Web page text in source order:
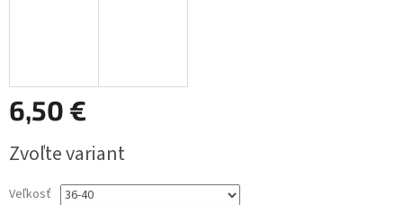
6,50 €
cena:
Zvoľte variant
Veľkosť